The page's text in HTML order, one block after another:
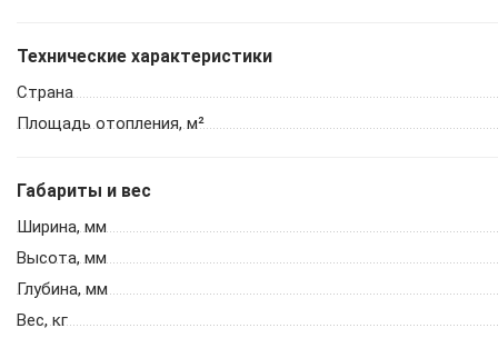
Технические характеристики
Страна
Площадь отопления, м²
Габариты и вес
Ширина, мм
Высота, мм
Глубина, мм
Вес, кг